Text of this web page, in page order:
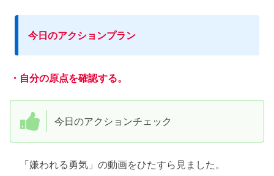
今日のアクションプラン
・自分の原点を確認する。
今日のアクションチェック
「嫌われる勇気」の動画をひたすら見ました。